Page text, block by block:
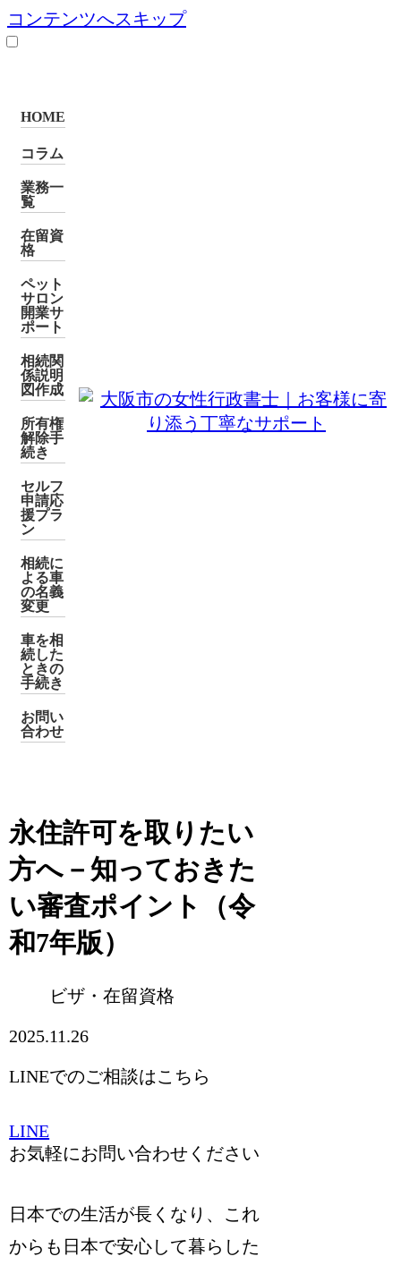
コンテンツへスキップ
HOME
コラム
業務一
覧
在留資
格
ペット
サロン
開業サ
ポート
相続関
係説明
図作成
所有権
解除手
続き
セルフ
申請応
援プラ
ン
相続に
よる車
の名義
変更
車を相
続した
ときの
手続き
お問い
合わせ
永住許可を取りたい
方へ－知っておきた
い審査ポイント（令
和7年版）
ビザ・在留資格
2025.11.26
LINEでのご相談はこちら
LINE
お気軽にお問い合わせください
日本での生活が長くなり、これ
からも日本で安心して暮らした